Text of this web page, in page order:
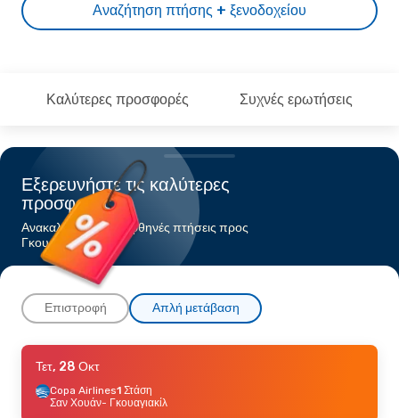
Αναζήτηση πτήσης + ξενοδοχείου
Καλύτερες προσφορές Συχνές ερωτήσεις
Εξερευνήστε τις καλύτερες
προσφορές
Ανακαλύψτε τις πιο φθηνές πτήσεις προς
Γκουαγιακίλ
Επιστροφή Απλή μετάβαση
Τρί, 6 Οκτ- Κυρ, 11 Οκτ
ArajetΆμεση
Πούντα Κάνα- Γκουαγιακίλ
Τετ, 28 Οκτ
Copa Airlines1 Στάση
Σαν Χουάν- Γκουαγιακίλ